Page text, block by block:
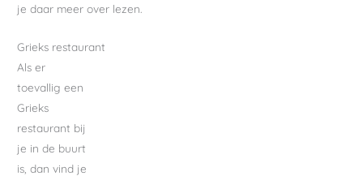
je daar meer over lezen.
Grieks restaurant
Als er
toevallig een
Grieks
restaurant bij
je in de buurt
is, dan vind je